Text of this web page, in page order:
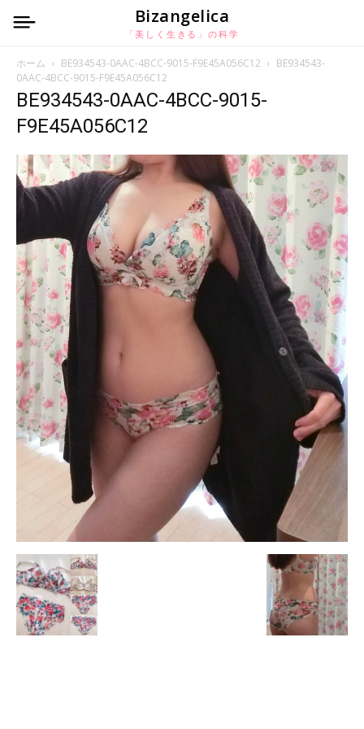
Bizangelica
「美しく生きる」の科学
ホーム BE934543-0AAC-4BCC-9015-F9E45A056C12
BE934543-
0AAC-4BCC-9015-F9E45A056C12
BE934543-0AAC-4BCC-9015-
F9E45A056C12